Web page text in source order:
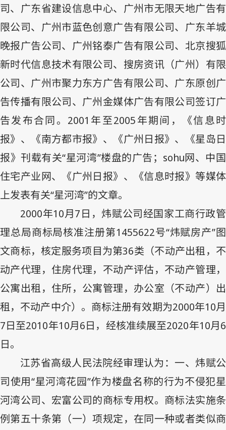
司、广东省建设信息中心、广州市无限天地广告有
限公司、广州市蓝色创意广告有限公司、广东羊城
晚报广告公司、广州铭泰广告有限公司、北京搜狐
新时代信息技术有限公司、搜房资讯（广州）有限
公司、广州市聚力东方广告有限公司、广东原创广
告传播有限公司、广州金媒体广告有限公司签订广
告发布合同。 2001 年至2005年期间，《信息时
报》、《南方都市报》、《广州日报》、《星岛日
报》刊载有关“星河湾”楼盘的广告； sohu网、中国
住宅产业网、《广州日报》、《信息时报》等媒体
上发表有关“星河湾”的文章。
2000年10月7日，炜赋公司经国家工商行政管
理总局商标局核准注册第1455622号“炜赋房产”图
文商标，核定服务项目为第36类（不动产出租，不
动产代理，住房代理，不动产评估，不动产管理，
公寓出租，住所，公寓管理，办公室（不动产）出
租，不动产中介）。商标注册有效期为2000年10月
7日至2010年10月6日，经核准续展至2020年10月6
日。
江苏省高级人民法院经审理认为：一、炜赋公
司使用“星河湾花园”作为楼盘名称的行为不侵犯星
河湾公司、宏富公司的商标专用权。商标法实施条
例第五十条第（一）项规定，在同一种或者类似商